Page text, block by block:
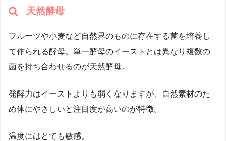
天然酵母
フルーツや小麦など自然界のものに存在する菌を培養し
て作られる酵母。単一酵母のイーストとは異なり複数の
菌を持ち合わせるのが天然酵母。
発酵力はイーストよりも弱くなりますが、自然素材のた
め体にやさしいと注目度が高いのが特徴。
温度にはとても敏感。